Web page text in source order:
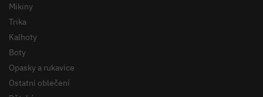
Mikiny
Trika
Kalhoty
Boty
Opasky a rukavice
Ostatní oblečení